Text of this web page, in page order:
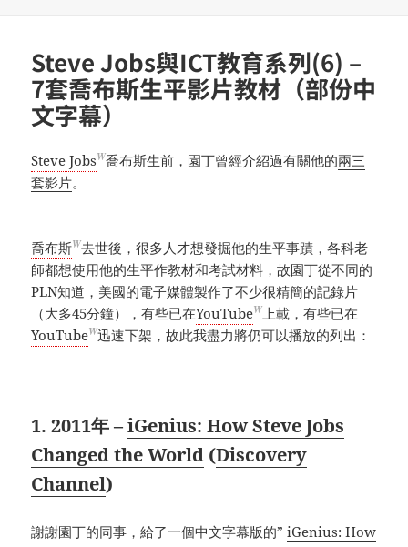
Steve Jobs與ICT教育系列(6) –
7套喬布斯生平影片教材（部份中
文字幕）
Steve JobsW喬布斯生前，園丁曾經介紹過有關他的兩三
套影片。
喬布斯W去世後，很多人才想發掘他的生平事蹟，各科老
師都想使用他的生平作教材和考試材料，故園丁從不同的
PLN知道，美國的電子媒體製作了不少很精簡的記錄片
（大多45分鐘），有些已在YouTubeW 上載，有些已在
YouTubeW迅速下架，故此我盡力將仍可以播放的列出：
1. 2011年 –iGenius: How Steve Jobs
Changed the World (Discovery
Channel)
謝謝園丁的同事，給了一個中文字幕版的”iGenius: How